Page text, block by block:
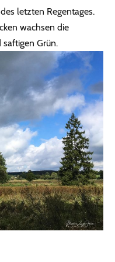
letzten Regentages.
wachsen die
Grün.